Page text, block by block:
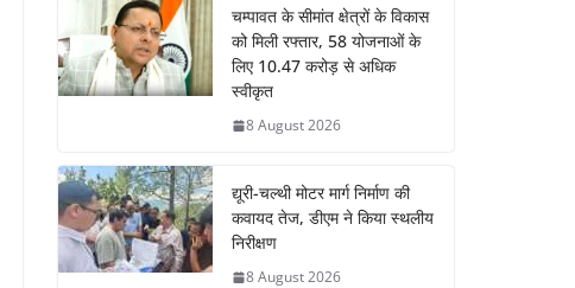
चम्पावत के सीमांत क्षेत्रों के विकास
को मिली रफ्तार, 58 योजनाओं के
लिए 10.47 करोड़ से अधिक
स्वीकृत
8 August 2026
द्यूरी-चल्थी मोटर मार्ग निर्माण की
कवायद तेज, डीएम ने किया स्थलीय
निरीक्षण
8 August 2026